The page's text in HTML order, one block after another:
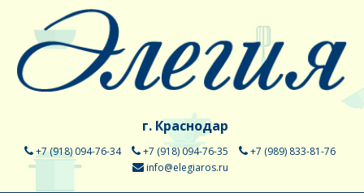
г. Краснодар
+7 (918) 094-76-34 +7 (918) 094-76-35
+7 (989) 833-81-76
info@elegiaros.ru